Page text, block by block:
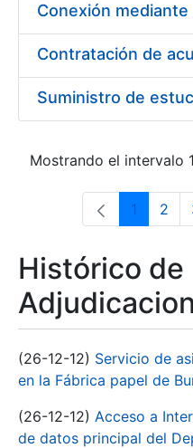
Mostrando el intervalo
Página
1 2
Histórico de
(26-12-12) Servicio de
en la Fábrica papel de
(26-12-12) Acceso a
de datos principal del